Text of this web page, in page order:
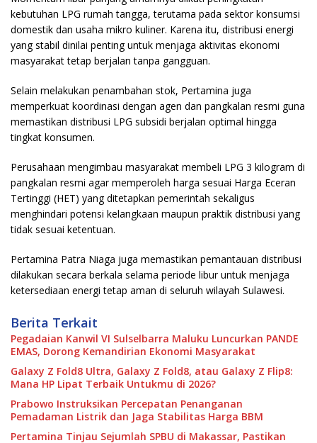
kebutuhan LPG rumah tangga, terutama pada sektor konsumsi
domestik dan usaha mikro kuliner. Karena itu, distribusi energi
yang stabil dinilai penting untuk menjaga aktivitas ekonomi
masyarakat tetap berjalan tanpa gangguan.
Selain melakukan penambahan stok, Pertamina juga
memperkuat koordinasi dengan agen dan pangkalan resmi guna
memastikan distribusi LPG subsidi berjalan optimal hingga
tingkat konsumen.
Perusahaan mengimbau masyarakat membeli LPG 3 kilogram di
pangkalan resmi agar memperoleh harga sesuai Harga Eceran
Tertinggi (HET) yang ditetapkan pemerintah sekaligus
menghindari potensi kelangkaan maupun praktik distribusi yang
tidak sesuai ketentuan.
Pertamina Patra Niaga juga memastikan pemantauan distribusi
dilakukan secara berkala selama periode libur untuk menjaga
ketersediaan energi tetap aman di seluruh wilayah Sulawesi.
Berita Terkait
Pegadaian Kanwil VI Sulselbarra Maluku Luncurkan PANDE
EMAS, Dorong Kemandirian Ekonomi Masyarakat
Galaxy Z Fold8 Ultra, Galaxy Z Fold8, atau Galaxy Z Flip8:
Mana HP Lipat Terbaik Untukmu di 2026?
Prabowo Instruksikan Percepatan Penanganan
Pemadaman Listrik dan Jaga Stabilitas Harga BBM
Pertamina Tinjau Sejumlah SPBU di Makassar, Pastikan